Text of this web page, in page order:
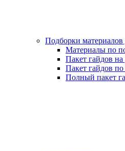
Подборки материалов
Материалы по
Пакет гайдов на
Пакет гайдов
Полный пакет